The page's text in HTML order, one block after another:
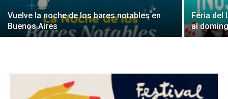
Vuelve la noche de los bares notables en
Buenos Aires
Feria del
al